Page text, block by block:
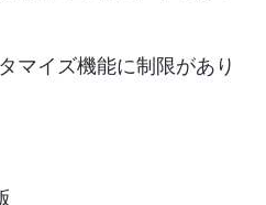
マイズ機能に制限があり